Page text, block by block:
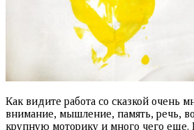
Как видите работа со сказкой очень
внимание, мышление, память, речь,
крупную моторику и много чего еще.